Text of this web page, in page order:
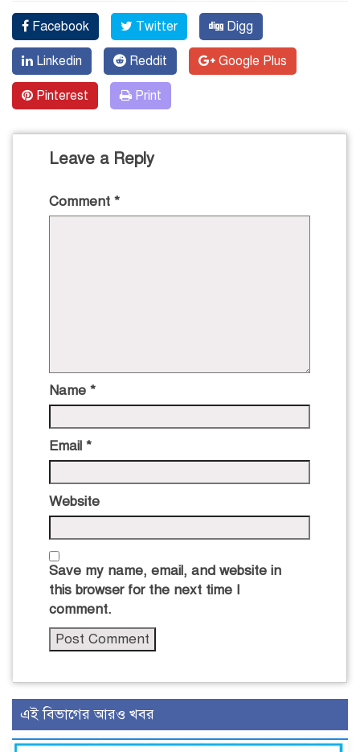
Facebook Twitter Digg
Linkedin Reddit Google Plus
Pinterest Print
Leave a Reply
Comment *
Name *
Email *
Website
Save my name, email, and website in
this browser for the next time I
comment.
এই বিভাগের আরও খবর